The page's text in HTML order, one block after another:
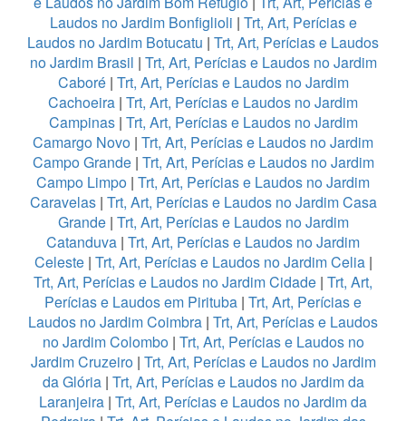
Laudos no Jardim Bonfiglioli | Trt, Art, Perícias e
Laudos no Jardim Botucatu | Trt, Art, Perícias e Laudos
no Jardim Brasil | Trt, Art, Perícias e Laudos no Jardim
Caboré| Trt, Art, Perícias e Laudos no Jardim
Cachoeira | Trt, Art, Perícias e Laudos no Jardim
Campinas| Trt, Art, Perícias e Laudos no Jardim
Camargo Novo | Trt, Art, Perícias e Laudos no Jardim
Campo Grande| Trt, Art, Perícias e Laudos no Jardim
Campo Limpo | Trt, Art, Perícias e Laudos no Jardim
Caravelas| Trt, Art, Perícias e Laudos no Jardim Casa
Grande| Trt, Art, Perícias e Laudos no Jardim
Catanduva | Trt, Art, Perícias e Laudos no Jardim
Celeste| Trt, Art, Perícias e Laudos no Jardim Celia|
Trt, Art, Perícias e Laudos no Jardim Cidade | Trt, Art,
Perícias e Laudos em Pirituba | Trt, Art, Perícias e
Laudos no Jardim Coimbra | Trt, Art, Perícias e Laudos
no Jardim Colombo| Trt, Art, Perícias e Laudos no
Jardim Cruzeiro| Trt, Art, Perícias e Laudos no Jardim
da Glória| Trt, Art, Perícias e Laudos no Jardim da
Laranjeira | Trt, Art, Perícias e Laudos no Jardim da